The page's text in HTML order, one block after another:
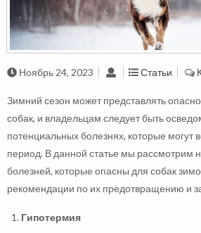
Ноябрь 24, 2023 Статьи
Зимний сезон может представлять
собак, и владельцам следует быть
потенциальных болезнях, которые могут
период. В данной статье мы рассмотрим
болезней, которые опасны для собак
рекомендации по их предотвращению и
Гипотермия